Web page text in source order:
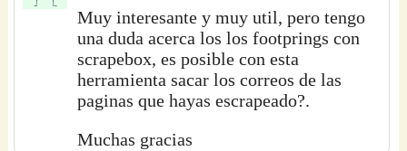
Muy interesante y muy util, pero tengo
una duda acerca los los footprings con
scrapebox, es posible con esta
herramienta sacar los correos de las
paginas que hayas escrapeado?.
Muchas gracias